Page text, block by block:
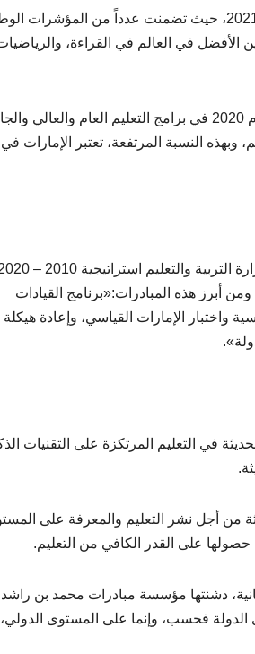
ويعد توفير نظام تعليمي رفيع المستوى أحد الأجندة الوطنية لتحقيق رؤية الإمارات 2021، حيث تضمنت عدداً من
الأفضل في العالم في القراءة،
واستثمرت دولة الإمارات العربية المتحدة ما يقارب 17 % من الموازنة الاتحادية لعام 2020 في برامج التعليم العام
درهم من إجمالي الميزانية التي بلغت 61.35 مليار درهم، وبهذه النسبة المرتفعة، تعتبر الإمارات في
يتم تنفيذها من خلال خطة طويلة المدى تستغرق 10 سنوات، ومن أبرز هذه المبادرات:«برنامج القيادات
واختبار الإمارات القياسي، وإعادة هيكلة
في التعليم المرتكزة على التقنيات
من أجل نشر التعليم والمعرفة على
على القدر الكافي من التعليم.
دشنتها مؤسسة مبادرات محمد بن
الدولة فحسب، وإنما على المستوى